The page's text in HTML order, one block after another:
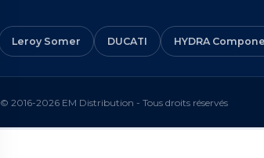
Leroy Somer DUCATI HYDRA
© 2016-2026 EM Distribution - Tous droits réservés